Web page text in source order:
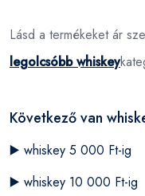
Lásd a termékeket ár
legolcsóbb whiskey
Következő van
▶️ whiskey 5 000 Ft-ig
▶️ whiskey 10 000 Ft-ig